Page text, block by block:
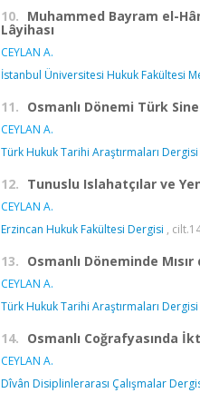
10. Muhammed Bayram el-
Lâyihası
CEYLAN A.
İstanbul Üniversitesi Hukuk Fakültesi
11. Osmanlı Dönemi Türk
CEYLAN A.
Türk Hukuk Tarihi Araştırmaları Dergisi
12. Tunuslu Islahatçılar ve
CEYLAN A.
Erzincan Hukuk Fakültesi Dergisi ,
13. Osmanlı Döneminde
CEYLAN A.
Türk Hukuk Tarihi Araştırmaları Dergisi
14. Osmanlı Coğrafyasında
CEYLAN A.
Dîvân Disiplinlerarası Çalışmalar